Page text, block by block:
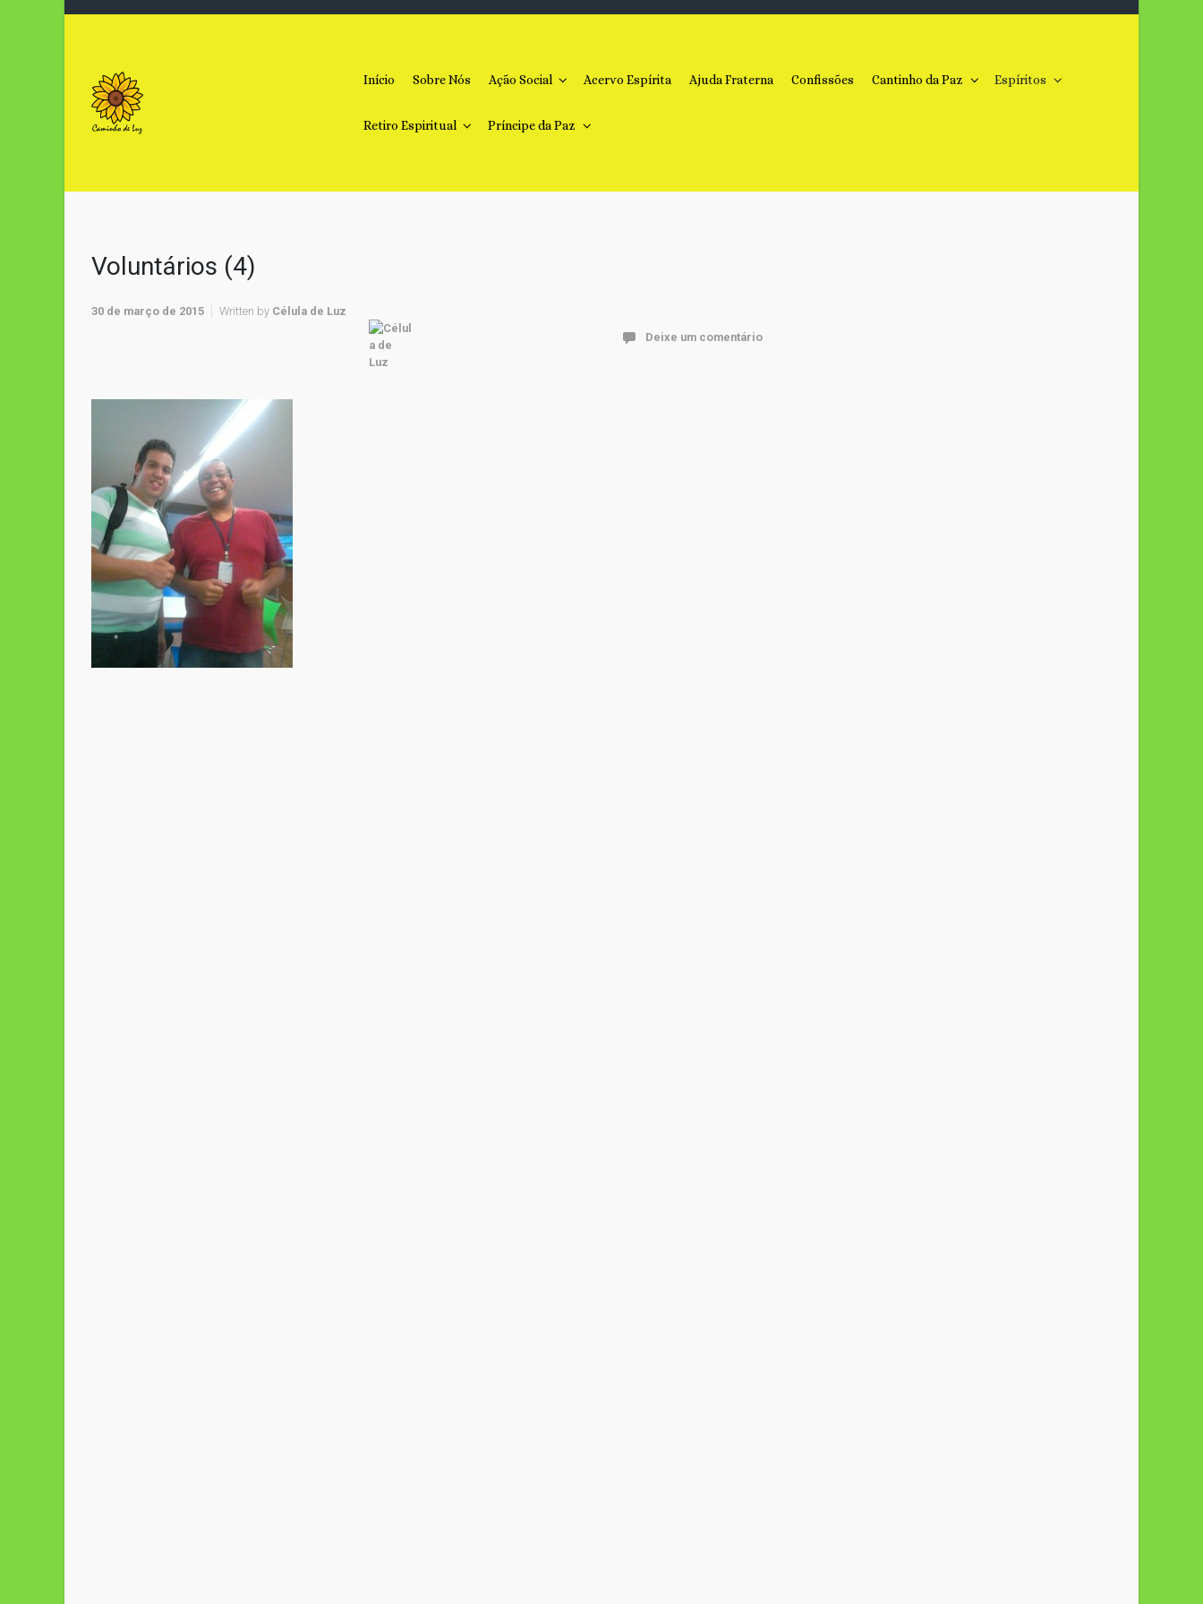
Início Sobre Nós Ação Social Acervo Espírita Ajuda Fraterna Confissões Cantinho da Paz Espíritos
Retiro Espiritual Príncipe da Paz
Voluntários (4)
30 de março de 2015 Written by Célula de Luz
Deixe um comentário